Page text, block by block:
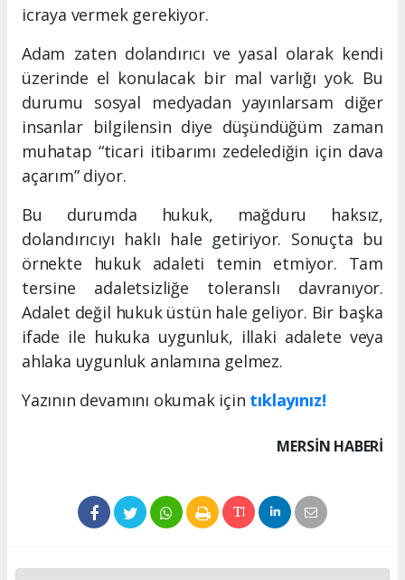
icraya vermek gerekiyor.
Adam zaten dolandırıcı ve yasal olarak kendi
üzerinde el konulacak bir mal varlığı yok. Bu
durumu sosyal medyadan yayınlarsam diğer
insanlar bilgilensin diye düşündüğüm zaman
muhatap “ticari itibarımı zedelediğin için dava
açarım” diyor.
Bu durumda hukuk, mağduru haksız,
dolandırıcıyı haklı hale getiriyor. Sonuçta bu
örnekte hukuk adaleti temin etmiyor. Tam
tersine adaletsizliğe toleranslı davranıyor.
Adalet değil hukuk üstün hale geliyor. Bir başka
ifade ile hukuka uygunluk, illaki adalete veya
ahlaka uygunluk anlamına gelmez.
Yazının devamını okumak için tıklayınız!
MERSIN HABERİ